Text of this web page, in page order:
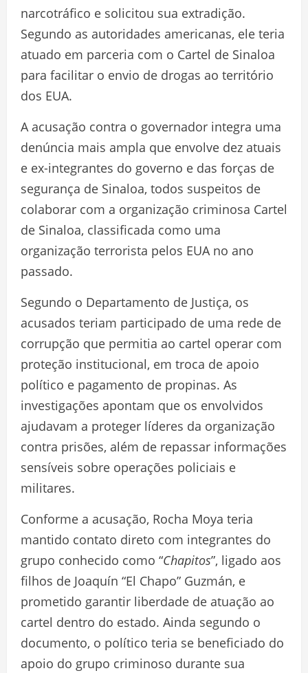
narcotráfico e solicitou sua extradição.
Segundo as autoridades americanas, ele teria
atuado em parceria com o Cartel de Sinaloa
para facilitar o envio de drogas ao território
dos EUA.
A acusação contra o governador integra uma
denúncia mais ampla que envolve dez atuais
e ex-integrantes do governo e das forças de
segurança de Sinaloa, todos suspeitos de
colaborar com a organização criminosa Cartel
de Sinaloa, classificada como uma
organização terrorista pelos EUA no ano
passado.
Segundo o Departamento de Justiça, os
acusados teriam participado de uma rede de
corrupção que permitia ao cartel operar com
proteção institucional, em troca de apoio
político e pagamento de propinas. As
investigações apontam que os envolvidos
ajudavam a proteger líderes da organização
contra prisões, além de repassar informações
sensíveis sobre operações policiais e
militares.
Conforme a acusação, Rocha Moya teria
mantido contato direto com integrantes do
grupo conhecido como “Chapitos”, ligado aos
filhos de Joaquín “El Chapo” Guzmán, e
prometido garantir liberdade de atuação ao
cartel dentro do estado. Ainda segundo o
documento, o político teria se beneficiado do
apoio do grupo criminoso durante sua